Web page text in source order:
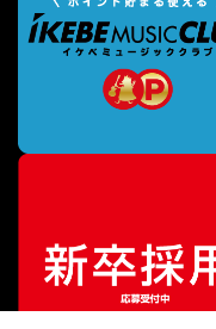
販売価格¥ 1,980（税込）
¥1,782（税込）